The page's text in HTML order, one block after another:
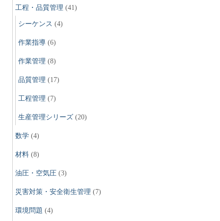
工程・品質管理 (41)
シーケンス (4)
作業指導 (6)
作業管理 (8)
品質管理 (17)
工程管理 (7)
生産管理シリーズ (20)
数学 (4)
材料 (8)
油圧・空気圧 (3)
災害対策・安全衛生管理 (7)
環境問題 (4)